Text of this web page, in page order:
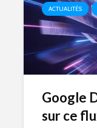
ACTUALITÉS
Google
sur ce